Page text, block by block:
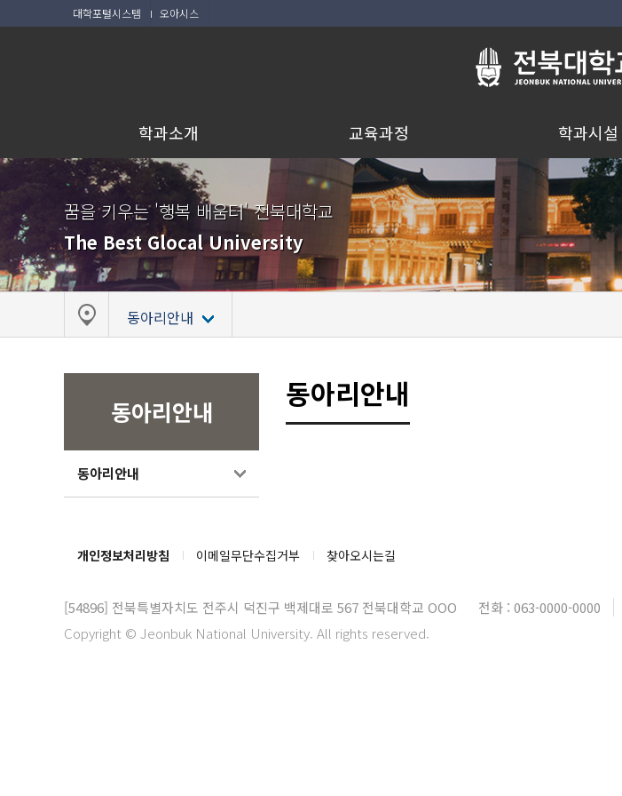
대학포털시스템 오아시스
학과소개 교육과정 학과시설
꿈을 키우는 '행복 배움터' 전북대학교
The Best Glocal University
동아리안내
동아리안내
동아리안내
동아리안내
개인정보처리방침 이메일무단수집거부 찾아오시는길
[54896] 전북특별자치도 전주시 덕진구 백제대로 567 전북대학교 OOO 전화 : 063-0000-0000
Copyright © Jeonbuk National University. All rights reserved.